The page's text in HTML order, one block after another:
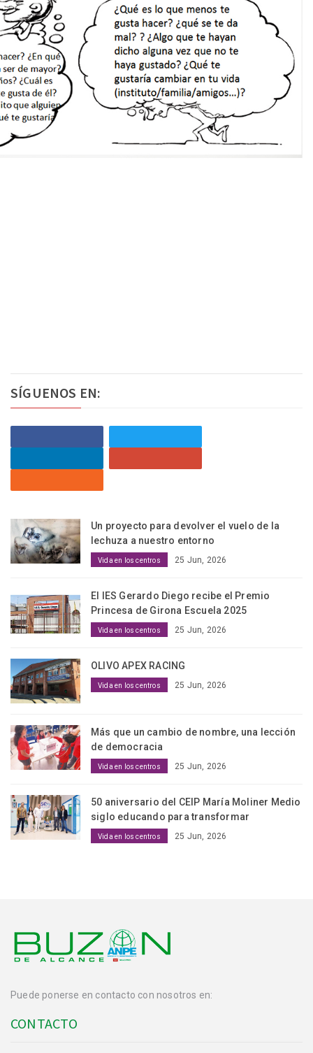
SÍGUENOS EN:
Un proyecto para devolver el vuelo de la
lechuza a nuestro entorno
Vida en los centros 25 Jun, 2026
El IES Gerardo Diego recibe el Premio
Princesa de Girona Escuela 2025
Vida en los centros 25 Jun, 2026
OLIVO APEX RACING
Vida en los centros 25 Jun, 2026
Más que un cambio de nombre, una lección
de democracia
Vida en los centros 25 Jun, 2026
50 aniversario del CEIP María Moliner Medio
siglo educando para transformar
Vida en los centros 25 Jun, 2026
Puede ponerse en contacto con nosotros en:
CONTACTO